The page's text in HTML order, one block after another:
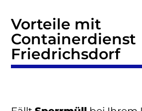
Vorteile mit
Containerdienst
Friedrichsdorf